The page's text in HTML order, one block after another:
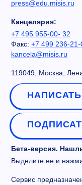
press@edu.misis.ru
Канцелярия:
+7 495 955-00- 32
Факс: +7 499 236-21-
kancela@misis.ru
119049, Москва,
Бета-версия.
Выделите ее и
Сервис